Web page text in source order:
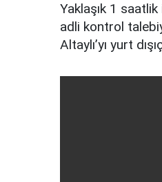
Yaklaşık 1 saatlik
adli kontrol
Altaylı’yı yurt